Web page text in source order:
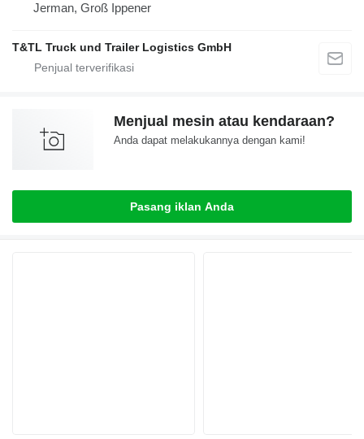
Jerman, Groß Ippener
T&TL Truck und Trailer Logistics GmbH
Menjual mesin atau kendaraan?
Anda dapat melakukannya dengan kami!
Pasang iklan Anda